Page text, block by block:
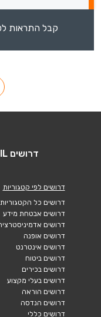
קבל התראות
דרושים IL אתר הדרושים של ישראל
דרושים לפי קטגוריות
דרושים כל הקטגוריות
דרושים אבטחת מידע
דרושים
דרושים אופנה
דרושים אינטרנט
דרושים ביטוח
דרושים בכירים
דרושים בעלי מקצוע
דרושים הוראה
דרושים הנדסה
דרושים כללי